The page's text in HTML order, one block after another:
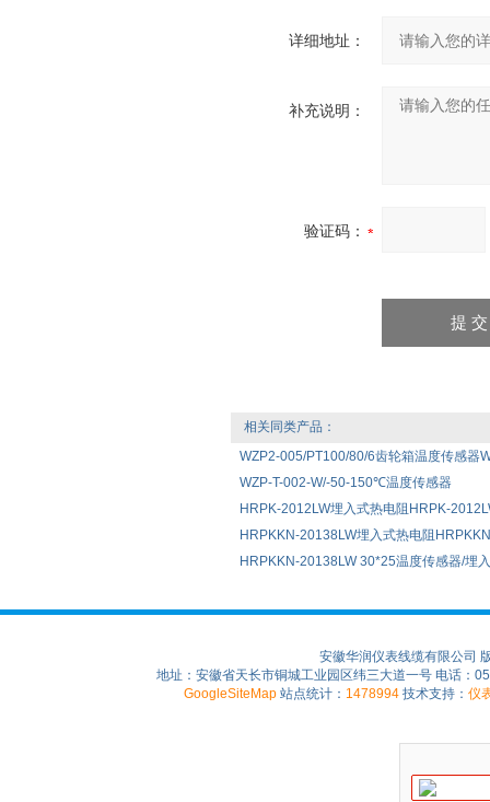
详细地址：
补充说明：
验证码：
相关同类产品：
WZP2-005/PT100/80/6齿轮箱温度传感器
WZP-T-002-W/-50-150℃温度传感器
HRPK-2012LW埋入式热电阻HRPK-
HRPKKN-20138LW埋入式热电阻
HRPKKN-20138LW 30*25温度传感器/埋
安徽华润仪表线缆有限公司
地址：安徽省天长市铜城工业园区纬三大道一号 电话：
GoogleSiteMap 站点统计： 1478994 技术支持： 仪